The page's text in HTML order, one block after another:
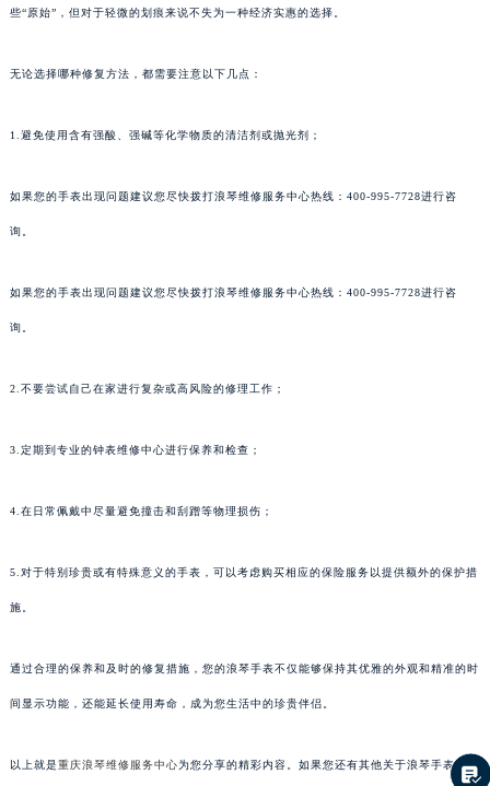
些“原始”，但对于轻微的划痕来说不失为一种经济实惠的选择。
无论选择哪种修复方法，都需要注意以下几点：
1.避免使用含有强酸、强碱等化学物质的清洁剂或抛光剂；
如果您的手表出现问题建议您尽快拨打浪琴维修服务中心热线：400-995-7728进行咨
询。
如果您的手表出现问题建议您尽快拨打浪琴维修服务中心热线：400-995-7728进行咨
询。
2.不要尝试自己在家进行复杂或高风险的修理工作；
3.定期到专业的钟表维修中心进行保养和检查；
4.在日常佩戴中尽量避免撞击和刮蹭等物理损伤；
5.对于特别珍贵或有特殊意义的手表，可以考虑购买相应的保险服务以提供额外的保护措
施。
通过合理的保养和及时的修复措施，您的浪琴手表不仅能够保持其优雅的外观和精准的时
间显示功能，还能延长使用寿命，成为您生活中的珍贵伴侣。
以上就是重庆浪琴维修服务中心为您分享的精彩内容。如果您还有其他关于浪琴手表维护